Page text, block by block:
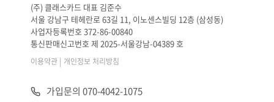
(주) 클래스카드 대표 김준수
서울 강남구 테헤란로 63길 11, 이노센스빌딩 12층 (삼성동)
사업자등록번호 372-86-00840
통신판매신고번호 제 2025-서울강남-04389 호
이용약관 | 개인정보 처리방침
가입문의 070-4042-1075